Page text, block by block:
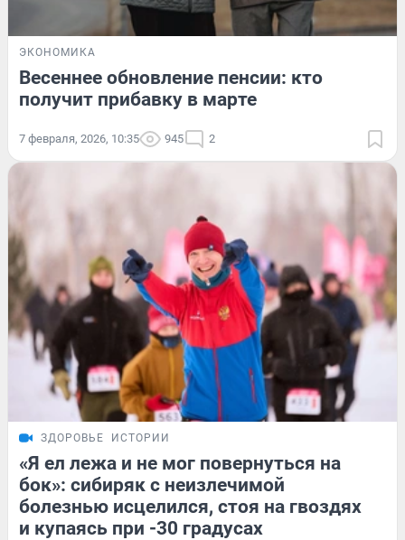
ЭКОНОМИКА
Весеннее обновление пенсии: кто
получит прибавку в марте
7 февраля, 2026, 10:35 945 2
ЗДОРОВЬЕ ИСТОРИИ
«Я ел лежа и не мог повернуться на
бок»: сибиряк с неизлечимой
болезнью исцелился, стоя на гвоздях
и купаясь при -30 градусах